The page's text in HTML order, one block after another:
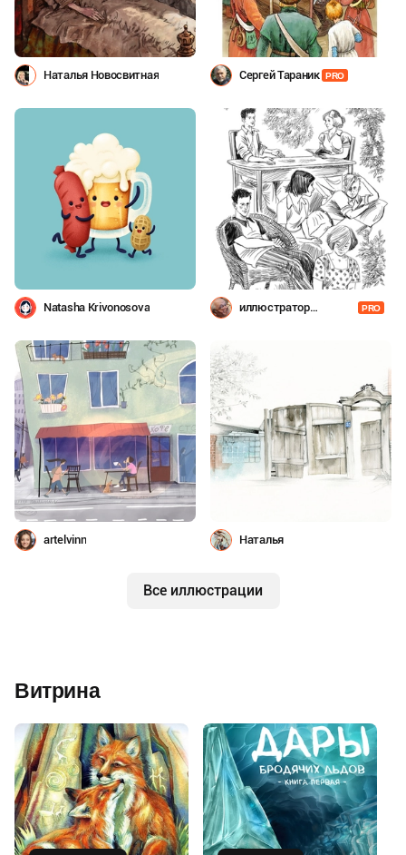
Наталья Новосвитная Сергей Тараник PRO
Natasha Krivonosova
иллюстратор
PRO
artelvinn Наталья
Все иллюстрации
Витрина
Купить Купить